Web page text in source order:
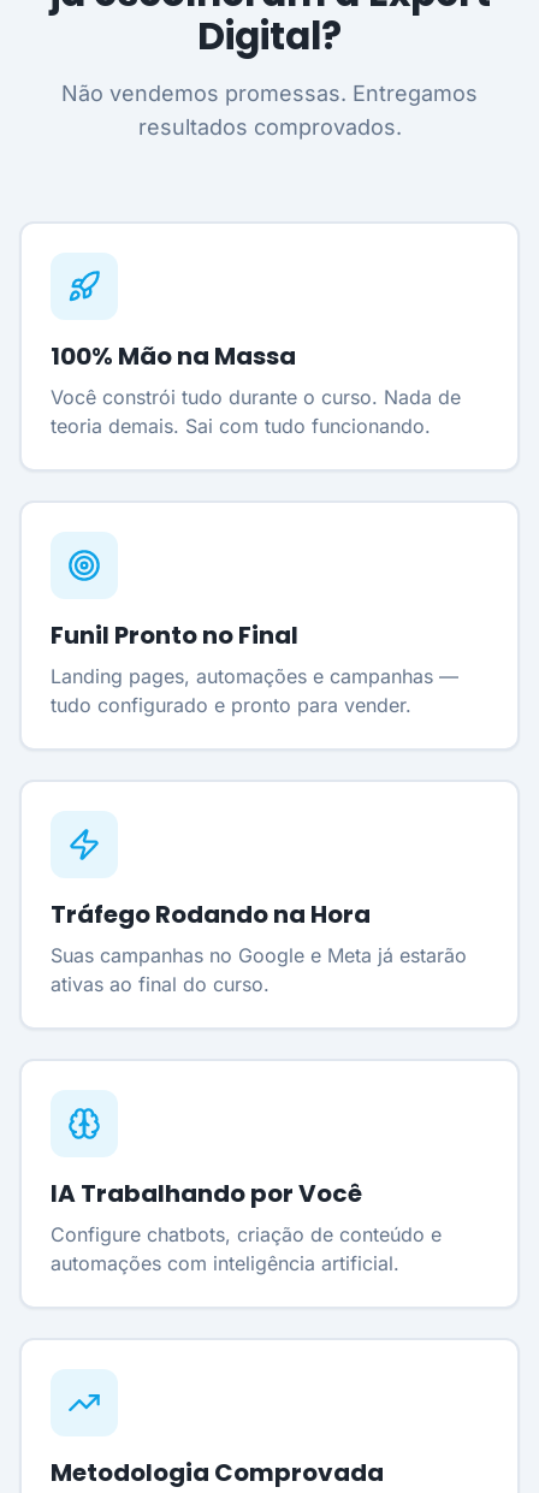
Digital?
Não vendemos promessas. Entregamos
resultados comprovados.
100% Mão na Massa
Você constrói tudo durante o curso. Nada de
teoria demais. Sai com tudo funcionando.
Funil Pronto no Final
Landing pages, automações e campanhas —
tudo configurado e pronto para vender.
Tráfego Rodando na Hora
Suas campanhas no Google e Meta já estarão
ativas ao final do curso.
IA Trabalhando por Você
Configure chatbots, criação de conteúdo e
automações com inteligência artificial.
Metodologia Comprovada